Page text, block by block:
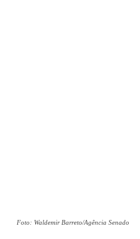
Foto: Waldemir Barreto/Agência Senado